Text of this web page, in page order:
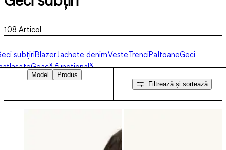
108 Articol
subțiriBlazerJachete denimVesteTrenciPaltoaneGeci
Geacă funcțională
Model
Produs
Filtrează și sortează